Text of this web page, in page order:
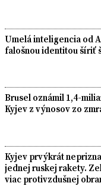
Umelá inteligencia od
falošnou identitou šíriť
Brusel oznámil 1,4-
Kyjev z výnosov zo
Kyjev prvýkrát
jednej ruskej rakety.
viac protivzdušnej